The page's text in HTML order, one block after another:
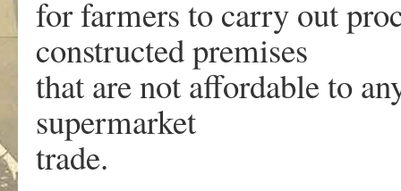
for farmers to carry out
constructed premises
that are not affordable to
supermarket
trade.